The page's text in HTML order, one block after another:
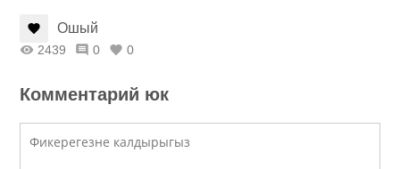
Ошый
2439 0 0
Комментарий юк